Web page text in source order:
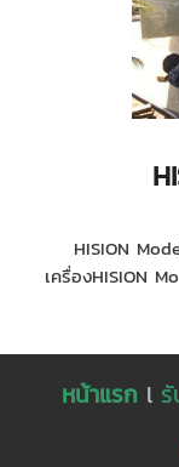
HISION
เครื่องHISION
หน้าแรก l